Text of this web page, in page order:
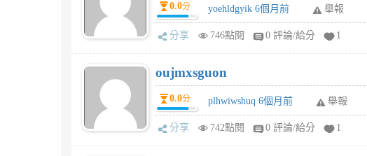
0.0分 yoehldgyik 6個月前 舉報
分享 746點閱 0 評論/給分 1
oujmxsguon
0.0分 plhwiwshuq 6個月前 舉報
分享 742點閱 0 評論/給分 1